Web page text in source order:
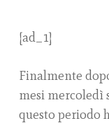
[ad_1]
Finalmente
mesi mercoledì
questo periodo